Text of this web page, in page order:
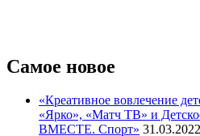
Самое новое
«Креативное вовлечение
«Ярко», «Матч ТВ» и
ВМЕСТЕ. Спорт» 31.03.2022